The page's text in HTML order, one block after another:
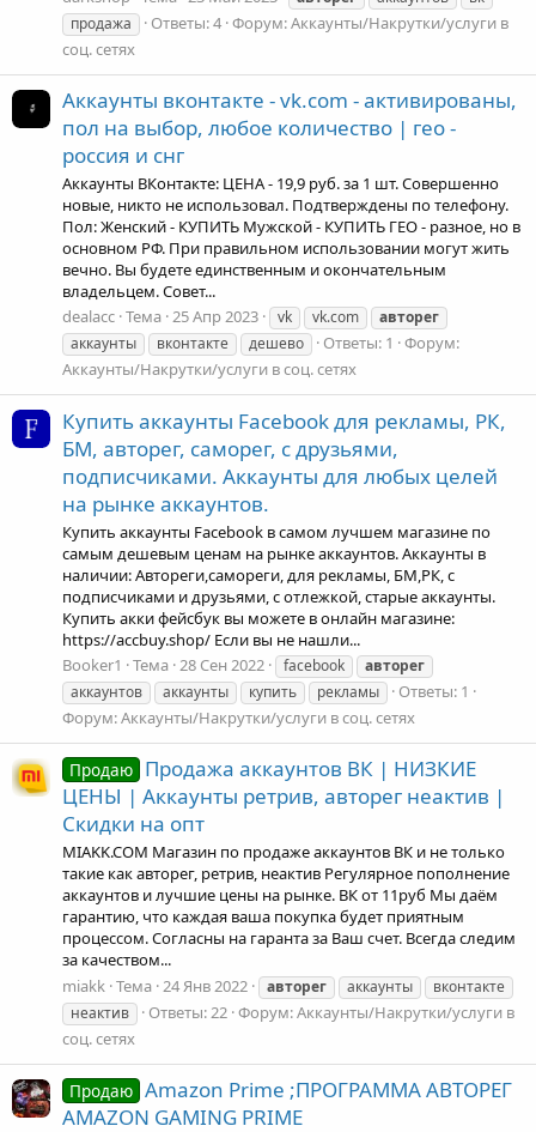
продажа
Ответы: 4 Форум:Аккаунты/Накрутки/услуги в
соц. сетях
Аккаунты вконтакте - vk.com - активированы,
пол на выбор, любое количество | гео -
россия и снг
Аккаунты ВКонтакте: ЦЕНА - 19,9 руб. за 1 шт. Совершенно
новые, никто не использовал. Подтверждены по телефону.
Пол: Женский - КУПИТЬ Мужской - КУПИТЬ ГЕО - разное, но в
основном РФ. При правильном использовании могут жить
вечно. Вы будете единственным и окончательным
владельцем. Совет...
dealacc Тема 25 Апр 2023 vk vk.com
авторег
аккаунты
вконтакте дешево Ответы: 1
Форум:
Аккаунты/Накрутки/услуги в соц. сетях
Купить аккаунты Facebook для рекламы, РК,
БМ, авторег, саморег, с друзьями,
подписчиками. Аккаунты для любых целей
на рынке аккаунтов.
Купить аккаунты Facebook в самом лучшем магазине по
самым дешевым ценам на рынке аккаунтов. Аккаунты в
наличии: Автореги,самореги, для рекламы, БМ,РК, с
подписчиками и друзьями, с отлежкой, старые аккаунты.
Купить акки фейсбук вы можете в онлайн магазине:
https://accbuy.shop/ Если вы не нашли...
Booker1
Тема 28 Сен 2022 facebook
авторег
аккаунтов
аккаунты купить рекламы
Ответы: 1
Форум:Аккаунты/Накрутки/услуги в соц. сетях
Продаю Продажа аккаунтов ВК | НИЗКИЕ
ЦЕНЫ | Аккаунты ретрив, авторег неактив |
Скидки на опт
MIAKK.COM Магазин по продаже аккаунтов ВК и не только
такие как авторег, ретрив, неактив Регулярное пополнение
аккаунтов и лучшие цены на рынке. ВК от 11руб Мы даём
гарантию, что каждая ваша покупка будет приятным
процессом. Согласны на гаранта за Ваш счет. Всегда следим
за качеством...
miakk Тема 24 Янв 2022 авторег аккаунты
вконтакте
неактив
Ответы: 22 Форум:Аккаунты/Накрутки/услуги в
соц. сетях
Продаю Amazon Prime ;ПРОГРАММА АВТОРЕГ
AMAZON GAMING PRIME